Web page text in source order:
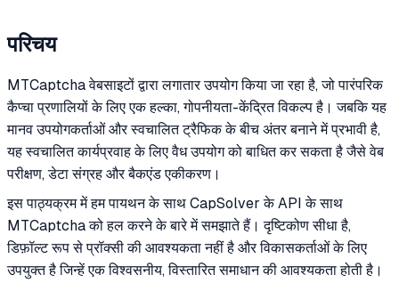
परिचय
MTCaptcha वेबसाइटों द्वारा लगातार उपयोग किया जा रहा है, जो पारंपरिक
कैप्चा प्रणालियों के लिए एक हल्का, गोपनीयता-केंद्रित विकल्प है। जबकि यह
मानव उपयोगकर्ताओं और स्वचालित ट्रैफिक के बीच अंतर बनाने में प्रभावी है,
यह स्वचालित कार्यप्रवाह के लिए वैध उपयोग को बाधित कर सकता है जैसे वेब
परीक्षण, डेटा संग्रह और बैकएंड एकीकरण।
इस पाठ्यक्रम में हम पायथन के साथ CapSolver के API के साथ
MTCaptcha को हल करने के बारे में समझाते हैं। दृष्टिकोण सीधा है,
डिफ़ॉल्ट रूप से प्रॉक्सी की आवश्यकता नहीं है और विकासकर्ताओं के लिए
उपयुक्त है जिन्हें एक विश्वसनीय, विस्तारित समाधान की आवश्यकता होती है।